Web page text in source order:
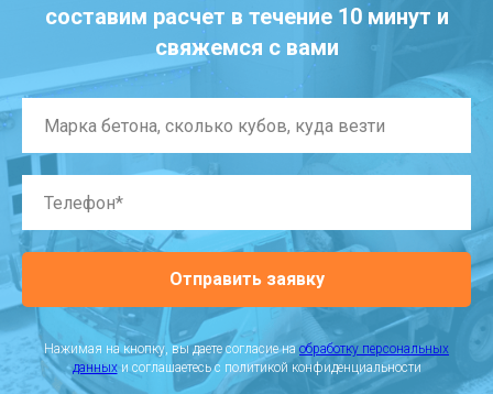
составим расчет в течение 10 минут и
свяжемся с вами
Отправить заявку
Нажимая на кнопку, вы даете согласие на обработку персональных
данныхи соглашаетесь c политикой конфиденциальности